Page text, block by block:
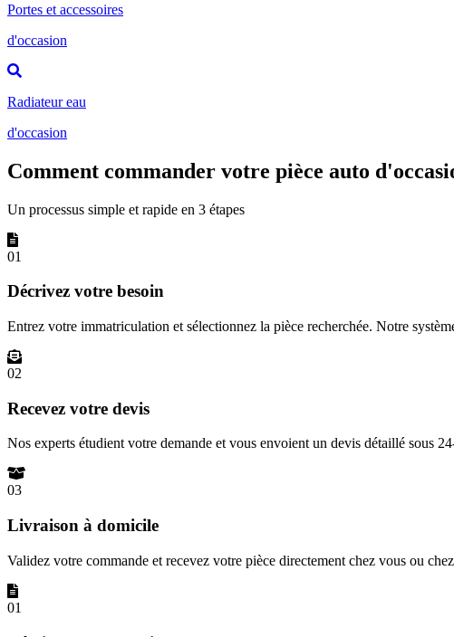
Portes et accessoires
d'occasion
Radiateur eau
d'occasion
Comment commander votre pièce auto
Un processus simple et rapide en 3 étapes
01
Décrivez votre besoin
Entrez votre immatriculation et sélectionnez la pièce recherchée. Notre
02
Recevez votre devis
Nos experts étudient votre demande et vous envoient un devis détaillé sous
03
Livraison à domicile
Validez votre commande et recevez votre pièce directement chez vous ou
01